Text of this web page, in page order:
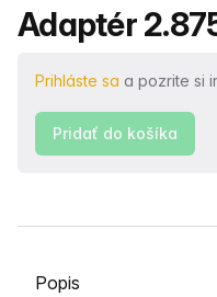
Názov
Adaptér
Prihláste sa a pozrite si
Pridať do košíka
Vyberte kartu